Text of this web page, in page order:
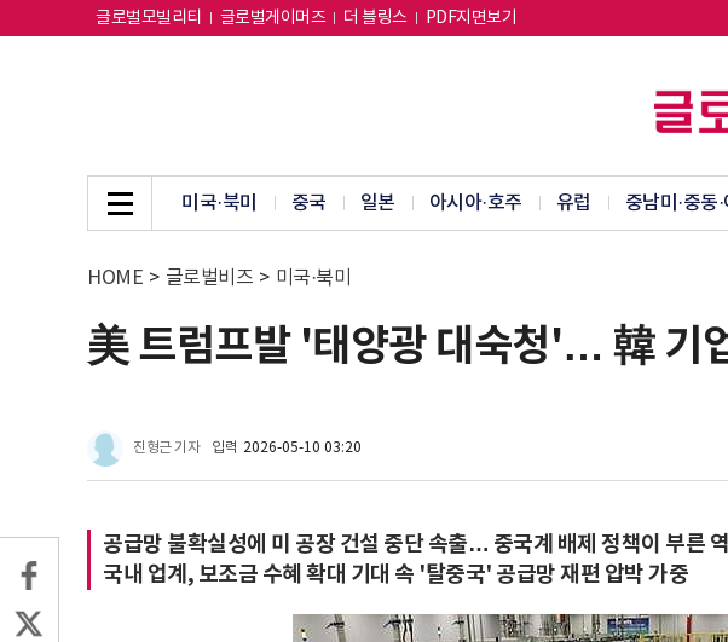
글로벌모빌리티 글로벌게이머즈 더 블링스 PDF지면보기
미국·북미 중국 일본 아시아·호주 유럽 중남미·중동
HOME > 글로벌비즈 > 미국·북미
美 트럼프발 '태양광 대숙청'… 韓 기
진형근 기자 입력 2026-05-10 03:20
공급망 불확실성에 미 공장 건설 중단 속출… 중국계 배제 정책이 부른
국내 업계, 보조금 수혜 확대 기대 속 '탈중국' 공급망 재편 압박 가중